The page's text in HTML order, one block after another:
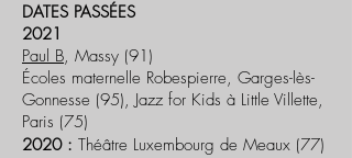
DATES PASSÉES
2021
Paul B, Massy (91)
Écoles maternelle Robespierre, Garges-lès-
Gonnesse (95),Jazz for Kids à Little Villette,
Paris (75)
2020 : Théâtre Luxembourg de Meaux (77)